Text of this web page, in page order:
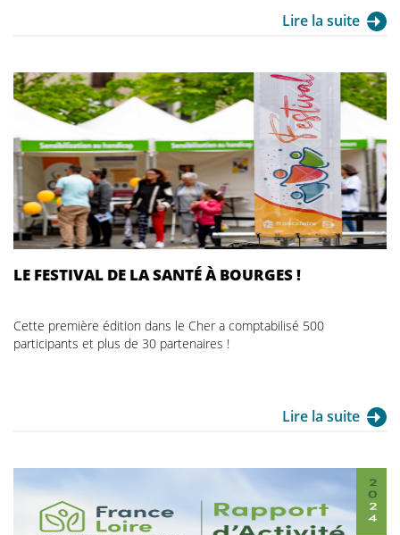
Lire la suite
LE FESTIVAL DE LA SANTÉ À BOURGES !
Cette première édition dans le Cher a comptabilisé 500
participants et plus de 30 partenaires !
Lire la suite